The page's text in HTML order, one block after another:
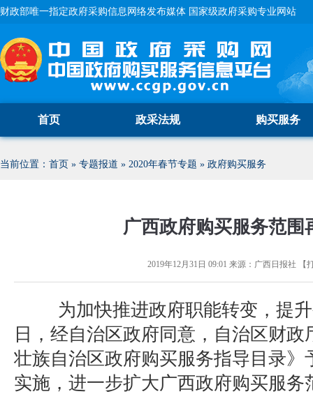
财政部唯一指定政府采购信息网络发布媒体 国家级政府采购专业网站
首页 政采法规 购买服务
当前位置： 首页 » 专题报道 » 2020年春节专题 » 政府购买服务
广西政府购买服务范围
2019年12月31日 09:01 来源： 广西日报社 【
为加快推进政府职能转变，提
日，经自治区政府同意，自治区财政
壮族自治区政府购买服务指导目录》
实施，进一步扩大广西政府购买服务